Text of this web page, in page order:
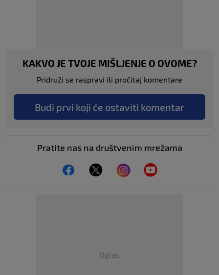
KAKVO JE TVOJE MIŠLJENJE O OVOME?
Pridruži se raspravi ili pročitaj komentare
Budi prvi koji će ostaviti komentar
Pratite nas na društvenim mrežama
Oglas